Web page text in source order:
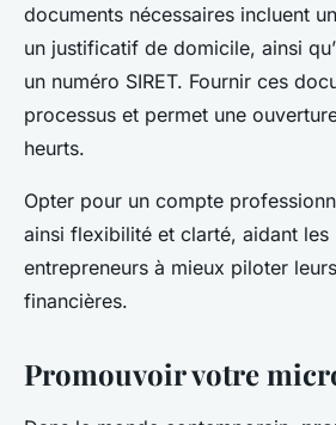
documents nécessaires incluent
un justificatif de domicile, ainsi
un numéro SIRET. Fournir ces
processus et permet une
heurts.
Opter pour un compte
ainsi flexibilité et clarté, aidant
entrepreneurs à mieux piloter
financières.
Promouvoir votre